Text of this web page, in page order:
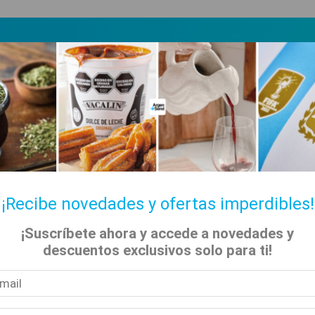
¡Recibe novedades y ofertas imperdibles!
¡Suscríbete ahora y accede a novedades y
descuentos exclusivos solo para ti!